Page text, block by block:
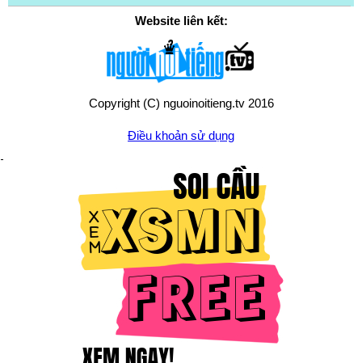
Website liên kết:
Copyright (C) nguoinoitieng.tv 2016
Điều khoản sử dụng
Chính sách quyền riêng tư
Liên hệ:mail.nguoinoitieng.tv@gmail.com